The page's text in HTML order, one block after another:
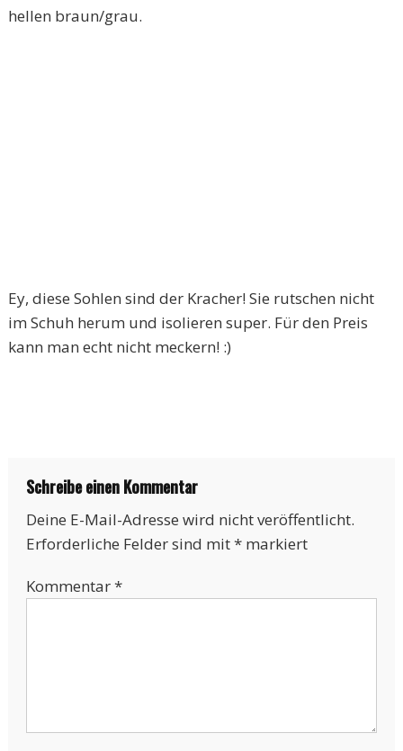
hellen braun/grau.
Ey, diese Sohlen sind der Kracher! Sie rutschen nicht
im Schuh herum und isolieren super. Für den Preis
kann man echt nicht meckern! :)
Schreibe einen Kommentar
Deine E-Mail-Adresse wird nicht veröffentlicht.
Erforderliche Felder sind mit*markiert
Kommentar*